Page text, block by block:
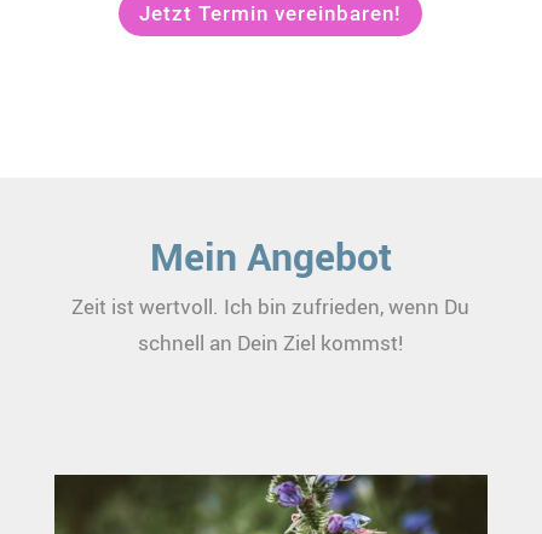
Jetzt Termin vereinbaren!
Mein Angebot
Zeit ist wertvoll. Ich bin zufrieden, wenn Du
schnell an Dein Ziel kommst!